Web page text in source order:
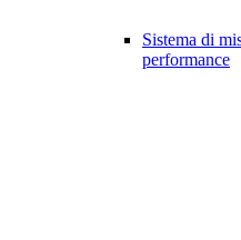
Sistema di
performance